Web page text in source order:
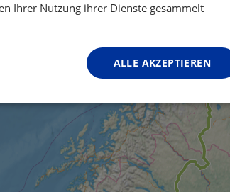
Ihrer Nutzung ihrer Dienste gesammelt
ALLE AKZEPTIEREN
Funktionalität Unklassifizierte